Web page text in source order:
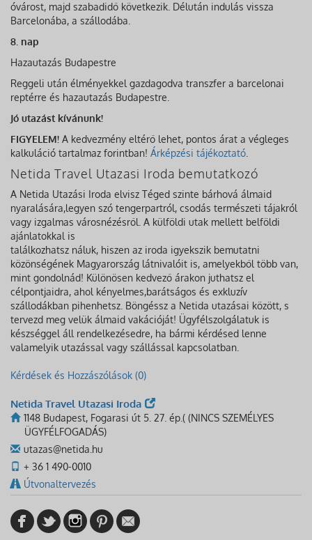
óvárost, majd szabadidő következik. Délután indulás vissza
Barcelonába, a szállodába.
8. nap
Hazautazás Budapestre
Reggeli után élményekkel gazdagodva transzfer a barcelonai
reptérre és hazautazás Budapestre.
Jó utazást kívánunk!
FIGYELEM! A kedvezmény eltérő lehet, pontos árat a végleges
kalkuláció tartalmaz forintban! Árképzési tájékoztató
Netida Travel Utazasi Iroda bemutatkozó
A Netida Utazási Iroda elvisz Téged szinte bárhová álmaid
nyaralására,legyen szó tengerpartról, csodás természeti tájakról
vagy izgalmas városnézésről. A külföldi utak mellett belföldi
ajánlatokkal is
találkozhatsz náluk, hiszen az iroda igyekszik bemutatni
közönségének Magyarország látnivalóit is, amelyekből több van,
mint gondolnád! Különösen kedvező árakon juthatsz el
célpontjaidra, ahol kényelmes,barátságos és exkluzív
szállodákban pihenhetsz. Böngéssz a Netida utazásai között, s
tervezd meg velük álmaid vakációját! Ügyfélszolgálatuk is
készséggel áll rendelkezésedre, ha bármi kérdésed lenne
valamelyik utazással vagy szállással kapcsolatban.
Kérdések és Hozzászólások (0)
Netida Travel Utazasi Iroda
1148 Budapest, Fogarasi út 5. 27. ép.( (NINCS SZEMÉLYES
ÜGYFÉLFOGADÁS)
utazas@netida.hu
+ 36 1 490-0010
Útvonaltervezés